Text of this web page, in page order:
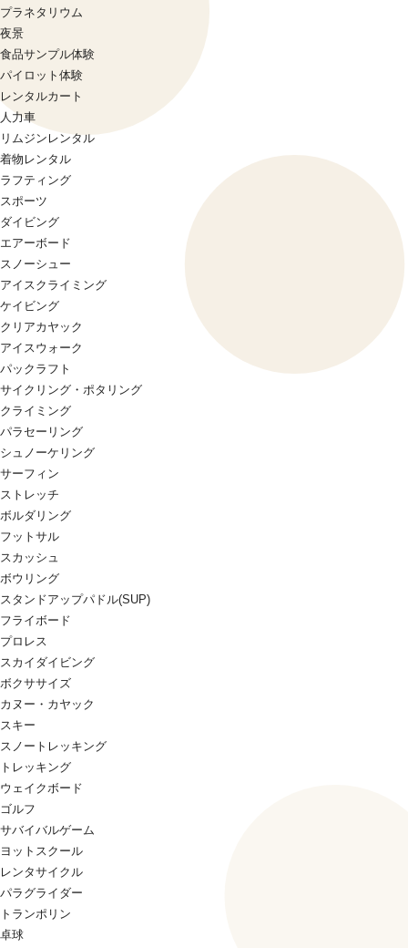
プラネタリウム
夜景
食品サンプル体験
パイロット体験
レンタルカート
人力車
リムジンレンタル
着物レンタル
ラフティング
スポーツ
ダイビング
エアーボード
スノーシュー
アイスクライミング
ケイビング
クリアカヤック
アイスウォーク
パックラフト
サイクリング・ポタリング
クライミング
パラセーリング
シュノーケリング
サーフィン
ストレッチ
ボルダリング
フットサル
スカッシュ
ボウリング
スタンドアップパドル(SUP)
フライボード
プロレス
スカイダイビング
ボクササイズ
カヌー・カヤック
スキー
スノートレッキング
トレッキング
ウェイクボード
ゴルフ
サバイバルゲーム
ヨットスクール
レンタサイクル
パラグライダー
トランポリン
卓球